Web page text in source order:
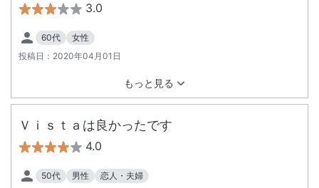
3.0
60代
女性
投稿日： 2020年04月01日
もっと見る
Ｖｉｓｔａは良かったです
4.0
50代 男性
恋人・夫婦